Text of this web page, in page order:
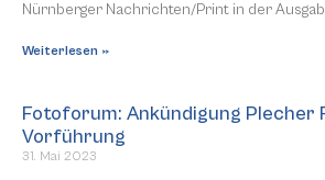
Nürnberger Nachrichten/Print in der
Weiterlesen »
Fotoforum: Ankündigung Plecher
Vorführung
31. Mai 2023